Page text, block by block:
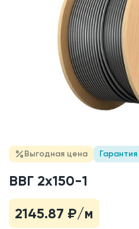
Выгодная цена
ВВГ 2x150-1
2145.87 ₽/м